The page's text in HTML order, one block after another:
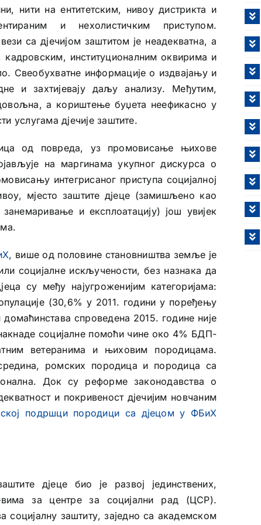
нити на ентитетским, нивоу дистрикта и
и нехолистичким приступом.
са дјечијом заштитом је неадекватна, а
институционалним оквирима и
Свеобухватне информације о издвајању и
и захтијевају даљу анализу. Међутим,
а кориштење буџета неефикасно у
услугама дјечије заштите.
од повреда, уз промовисање њихове
на маргинама укупног дискурса о
интегрисаног приступа социјалној
мјесто заштите дјеце (замишљено као
и експлоатацију) још увијек
, више од половине становништва земље је
социјалне искључености, без назнака да
су међу најугроженијим категоријама:
(30,6% у 2011. години у поређењу
спроведена 2015. године није
социјалне помоћи чине око 4% БДП-
ветеранима и њиховим породицама.
ромских породица и породица са
Док су реформе законодавства о
и покривеност дјечијим новчаним
подршци породици са дјецом у ФБиХ
дјеце био је развој јединствених,
за центре за социјални рад (ЦСР).
социјалну заштиту, заједно са академском